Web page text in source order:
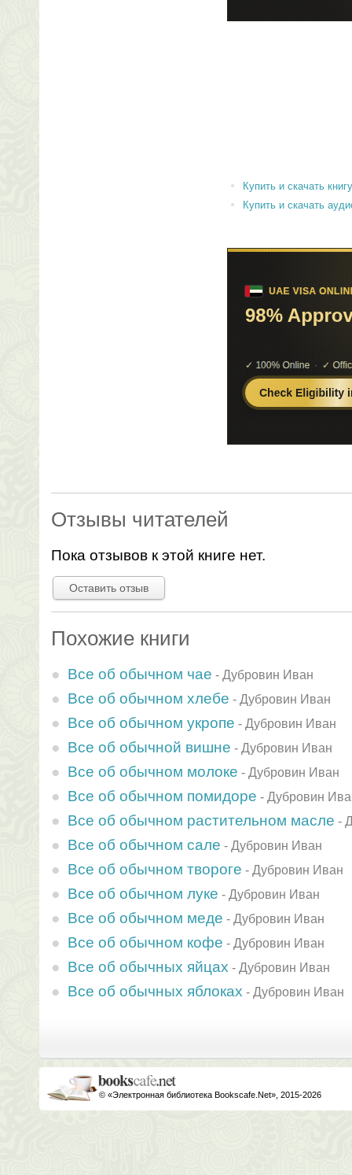
Купить и скачать
Купить и скачать
Отзывы читателей
Пока отзывов к этой книге нет.
Оставить отзыв
Похожие книги
Все об обычном чае - Дубровин Иван
Все об обычном хлебе - Дубровин Иван
Все об обычном укропе - Дубровин Иван
Все об обычной вишне - Дубровин Иван
Все об обычном молоке - Дубровин Иван
Все об обычном помидоре - Дубровин
Все об обычном растительном масле -
Все об обычном сале - Дубровин Иван
Все об обычном твороге - Дубровин Иван
Все об обычном луке - Дубровин Иван
Все об обычном меде - Дубровин Иван
Все об обычном кофе - Дубровин Иван
Все об обычных яйцах - Дубровин Иван
Все об обычных яблоках - Дубровин Иван
© «Электронная библиотека Bookscafe.Net», 2015-2026